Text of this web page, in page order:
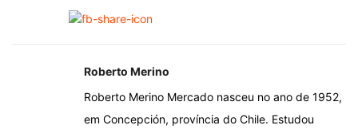
Roberto Merino
Roberto Merino Mercado nasceu no ano de 1952,
em Concepción, província do Chile. Estudou